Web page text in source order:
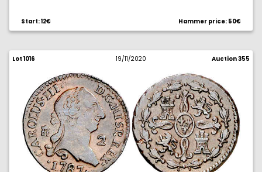
Start: 12€ Hammer price: 50€
Lot 1016 19/11/2020 Auction 355